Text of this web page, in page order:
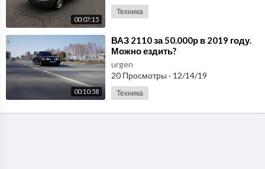
00:07:15
Техника
00:10:58
⁣ВАЗ 2110 за 50.000р в 2019 году.
Можно ездить?
urgen
20 Просмотры · 12/14/19
Техника